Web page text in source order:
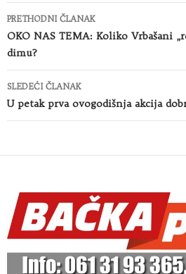
Kretanje
članaka
PRETHODNI ČLANAK
OKO NAS TEMA: Koliko Vrbašani
dimu?
SLEDEĆI ČLANAK
U petak prva ovogodišnja akcija